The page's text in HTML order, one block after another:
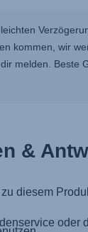
kommen, wir
melden. Beste
&